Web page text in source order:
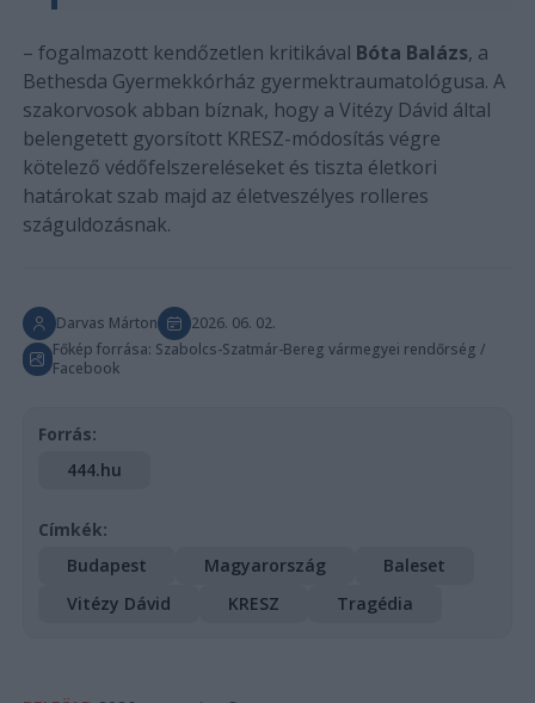
– fogalmazott kendőzetlen kritikával Bóta Balázs, a
Bethesda Gyermekkórház gyermektraumatológusa. A
szakorvosok abban bíznak, hogy a Vitézy Dávid által
belengetett gyorsított KRESZ-módosítás végre
kötelező védőfelszereléseket és tiszta életkori
határokat szab majd az életveszélyes rolleres
száguldozásnak.
Darvas Márton
2026. 06. 02.
Főkép forrása: Szabolcs-Szatmár-Bereg vármegyei rendőrség /
Facebook
Forrás:
444.hu
Címkék:
Budapest
Magyarország
Baleset
Vitézy Dávid
KRESZ Tragédia